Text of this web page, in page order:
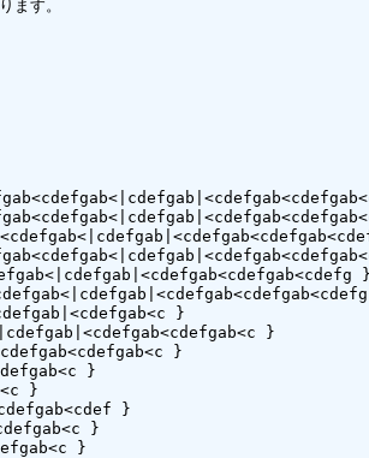
ます。
}
}
}
}
}
}
}
}
}